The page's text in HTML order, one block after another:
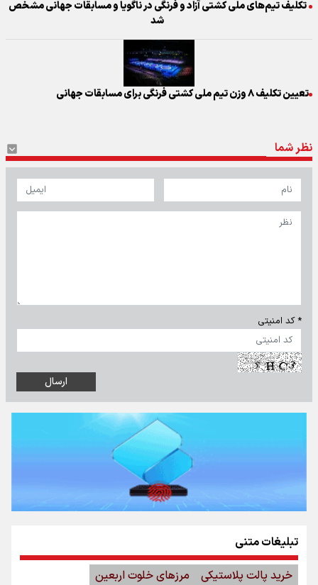
تکلیف تیم‌های ملی کشتی آزاد و فرنگی در ناگویا و مسابقات جهانی مشخص
شد
تعیین تکلیف ۸ وزن تیم ملی کشتی فرنگی برای مسابقات جهانی
نظر شما
* کد امنیتی
تبلیغات متنی
خرید پالت پلاستیکی
مرزهای خلوت اربعین